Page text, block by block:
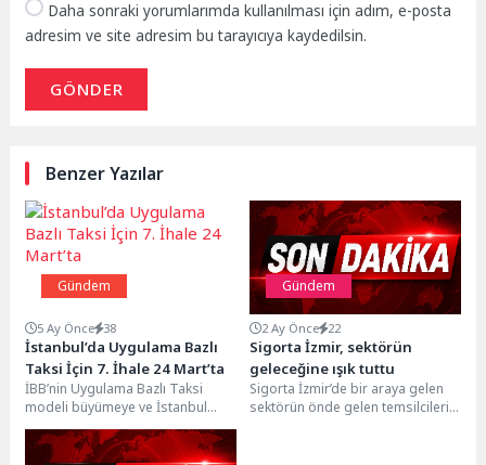
Daha sonraki yorumlarımda kullanılması için adım, e-posta
adresim ve site adresim bu tarayıcıya kaydedilsin.
GÖNDER
Benzer Yazılar
Gündem
5 Ay Önce 38
İstanbul’da Uygulama Bazlı
Taksi İçin 7. İhale 24 Mart’ta
İBB’nin Uygulama Bazlı Taksi
modeli büyümeye ve İstanbul
genelinde yaygınlaşmaya devam
ederken, sistemin yeni etabı...
Gündem
2 Ay Önce 22
Sigorta İzmir, sektörün
geleceğine ışık tuttu
Sigorta İzmir’de bir araya gelen
sektörün önde gelen temsilcileri,